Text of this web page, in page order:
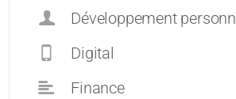
Développement personnel et carrières
Digital
Finance